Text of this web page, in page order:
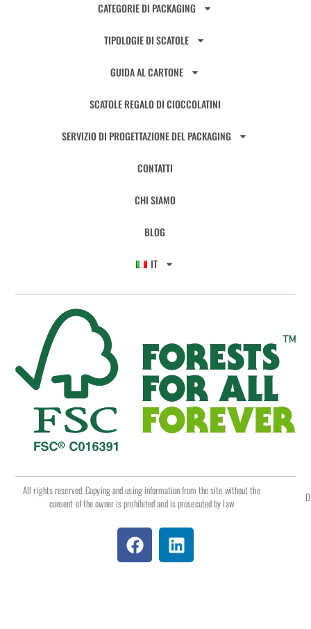
CATEGORIE DI PACKAGING
TIPOLOGIE DI SCATOLE
GUIDA AL CARTONE
SCATOLE REGALO DI CIOCCOLATINI
SERVIZIO DI PROGETTAZIONE DEL PACKAGING
CONTATTI
CHI SIAMO
BLOG
IT
All rights reserved. Copying and using information from the site without the
consent of the owner is prohibited and is prosecuted by law